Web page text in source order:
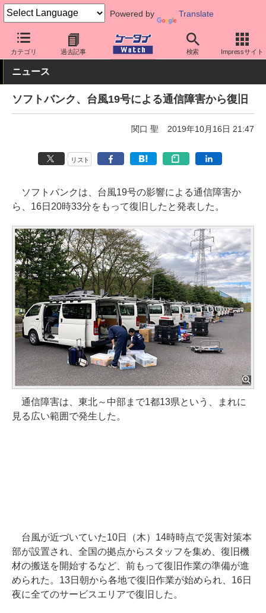
Powered by Translate
カテゴリ 過去記事 検索 Impressサイト
ケータイ Watch キャリア ソフトバンク 通信障害
ニュース
ソフトバンク、台風19号による通信障害から復旧
関口 聖 2019年10月16日 21:47
リスト
ソフトバンクは、台風19号の影響による通信障害か
ら、16日20時33分をもって復旧したと発表した。
通信障害は、東北～中部まで1都13県という、まれに
見る広い範囲で発生した。
台風が近づいていた10日（木）14時時点で災害対策本
部が設置され、全国の拠点からスタッフを集め、復旧機
材の搬送を開始するなど、前もって復旧作業の準備が進
められた。13日朝から各地で復旧作業が始められ、16日
夜に全てのサービスエリアで復旧した。